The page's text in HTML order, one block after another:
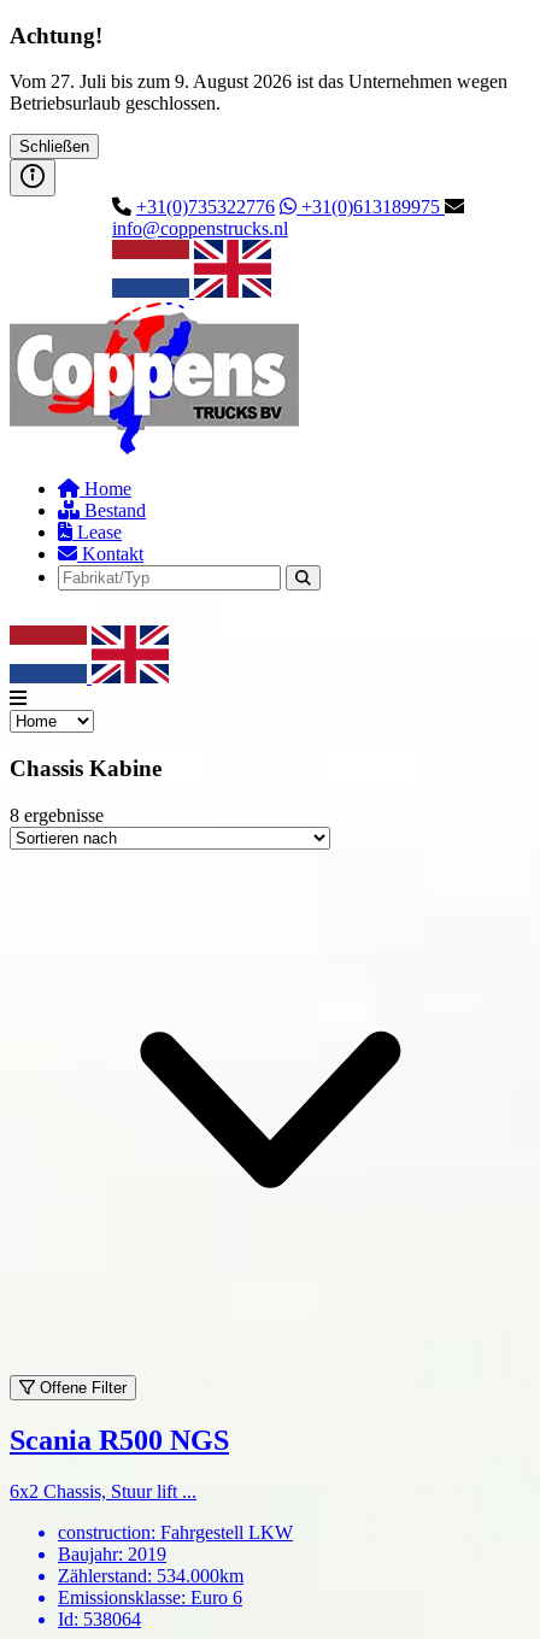
Achtung!
Vom 27. Juli bis zum 9. August 2026 ist das Unternehmen wegen
Betriebsurlaub geschlossen.
Schließen
+31(0)735322776
+31(0)613189975
info@coppenstrucks.nl
Home
Bestand
Lease
Kontakt
Chassis Kabine
8 ergebnisse
Offene Filter
Scania R500 NGS
6x2 Chassis, Stuur lift ...
construction: Fahrgestell LKW
Baujahr: 2019
Zählerstand: 534.000km
Emissionsklasse: Euro 6
Id: 538064